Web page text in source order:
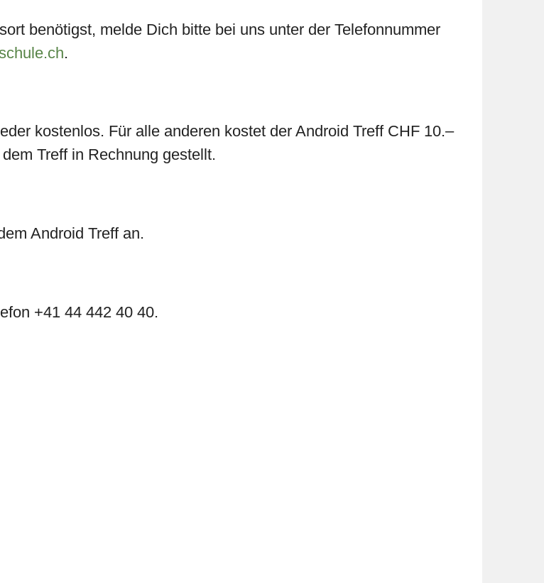
benötigst, melde Dich bitte bei uns unter der Telefonnummer
.
kostenlos. Für alle anderen kostet der Android Treff CHF 10.–
Treff in Rechnung gestellt.
Android Treff an.
+41 44 442 40 40.